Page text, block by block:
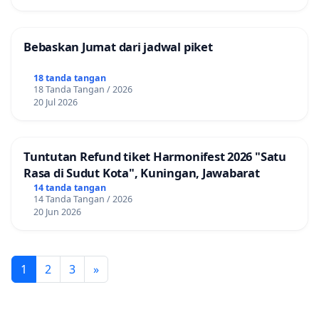
Bebaskan Jumat dari jadwal piket
18 tanda tangan
18 Tanda Tangan / 2026
20 Jul 2026
Tuntutan Refund tiket Harmonifest 2026 "Satu
Rasa di Sudut Kota", Kuningan, Jawabarat
14 tanda tangan
14 Tanda Tangan / 2026
20 Jun 2026
1 2 3 »